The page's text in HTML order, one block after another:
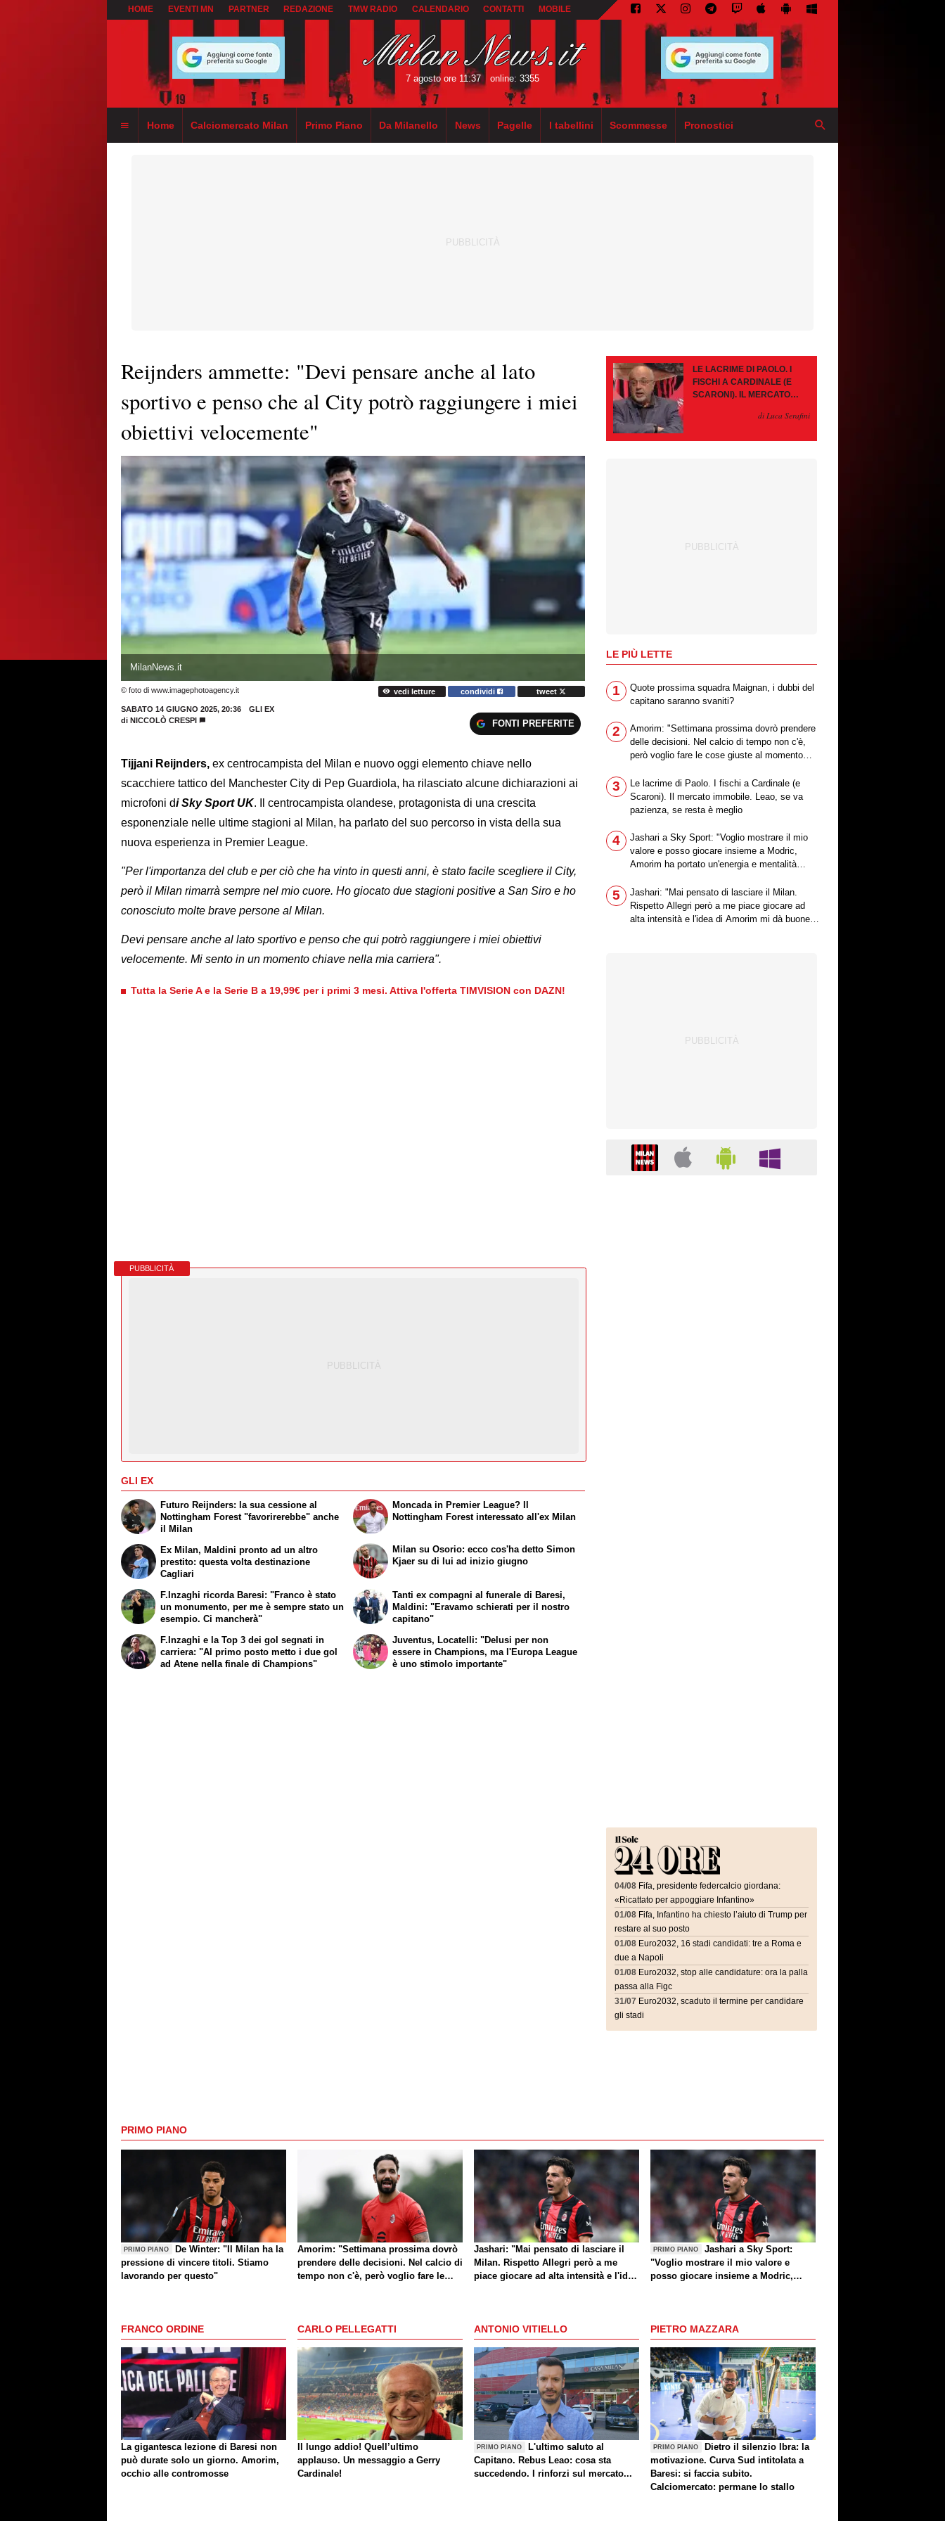
HOME EVENTI MN PARTNER REDAZIONE TMW RADIO CALENDARIO CONTATTI MOBILE
7 agosto ore 11:37 online: 3355
Home Calciomercato Milan Primo Piano Da Milanello News Pagelle I tabellini Scommesse Pronostici
Reijnders ammette: "Devi pensare anche al lato
sportivo e penso che al City potrò raggiungere i miei
obiettivi velocemente"
MilanNews.it
© foto di www.imagephotoagency.it vedi letture condividi tweet
SABATO 14 GIUGNO 2025, 20:36
GLI EX
di NICCOLÒ CRESPI FONTI PREFERITE
Tijjani Reijnders, ex centrocampista del Milan e nuovo oggi elemento chiave nello
scacchiere tattico del Manchester City di Pep Guardiola, ha rilasciato alcune dichiarazioni ai
microfoni di Sky Sport UK. Il centrocampista olandese, protagonista di una crescita
esponenziale nelle ultime stagioni al Milan, ha parlato del suo percorso in vista della sua
nuova esperienza in Premier League.
"Per l'importanza del club e per ciò che ha vinto in questi anni, è stato facile scegliere il City,
però il Milan rimarrà sempre nel mio cuore. Ho giocato due stagioni positive a San Siro e ho
conosciuto molte brave persone al Milan.
Devi pensare anche al lato sportivo e penso che qui potrò raggiungere i miei obiettivi
velocemente. Mi sento in un momento chiave nella mia carriera".
Tutta la Serie A e la Serie B a 19,99€ per i primi 3 mesi. Attiva l'offerta TIMVISION con DAZN!
PUBBLICITÀ
GLI EX
Futuro Reijnders: la sua cessione al
Nottingham Forest "favorirerebbe" anche
il Milan
Ex Milan, Maldini pronto ad un altro
prestito: questa volta destinazione
Cagliari
Moncada in Premier League? Il
Nottingham Forest interessato all'ex Milan
Milan su Osorio: ecco cos'ha detto Simon
Kjaer su di lui ad inizio giugno
F.Inzaghi ricorda Baresi: "Franco è stato
un monumento, per me è sempre stato un
esempio. Ci mancherà"
F.Inzaghi e la Top 3 dei gol segnati in
carriera: "Al primo posto metto i due gol
ad Atene nella finale di Champions"
Tanti ex compagni al funerale di Baresi,
Maldini: "Eravamo schierati per il nostro
capitano"
Juventus, Locatelli: "Delusi per non
essere in Champions, ma l'Europa League
è uno stimolo importante"
LE LACRIME DI PAOLO. I
FISCHI A CARDINALE (E
SCARONI). IL MERCATO
PAZIENZA, SE RESTA È
di Luca Serafini
LE PIÙ LETTE
1
Quote prossima squadra Maignan, i dubbi del
capitano saranno svaniti?
2
Amorim: "Settimana prossima dovrò prendere
delle decisioni. Nel calcio di tempo non c'è,
però voglio fare le cose giuste al momento
3
Le lacrime di Paolo. I fischi a Cardinale (e
Scaroni). Il mercato immobile. Leao, se va
pazienza, se resta è meglio
4
Jashari a Sky Sport: "Voglio mostrare il mio
valore e posso giocare insieme a Modric,
Amorim ha portato un'energia e mentalità
5
Jashari: "Mai pensato di lasciare il Milan.
Rispetto Allegri però a me piace giocare ad
alta intensità e l'idea di Amorim mi dà buone
04/08 Fifa, presidente federcalcio giordana:
«Ricattato per appoggiare Infantino»
01/08 Fifa, Infantino ha chiesto l’aiuto di Trump per
restare al suo posto
01/08 Euro2032, 16 stadi candidati: tre a Roma e
due a Napoli
01/08 Euro2032, stop alle candidature: ora la palla
passa alla Figc
31/07 Euro2032, scaduto il termine per candidare
gli stadi
PRIMO PIANO
PRIMO PIANO
De Winter: "Il Milan ha la
pressione di vincere titoli. Stiamo
lavorando per questo"
Amorim: "Settimana prossima dovrò
prendere delle decisioni. Nel calcio di
tempo non c'è, però voglio fare le
Jashari: "Mai pensato di lasciare il
Milan. Rispetto Allegri però a me
piace giocare ad alta intensità e l'idea
PRIMO PIANO
Jashari a Sky Sport:
"Voglio mostrare il mio valore e
posso giocare insieme a Modric,
FRANCO ORDINE
La gigantesca lezione di Baresi non
può durate solo un giorno. Amorim,
occhio alle contromosse
CARLO PELLEGATTI
Il lungo addio! Quell’ultimo
applauso. Un messaggio a Gerry
Cardinale!
ANTONIO VITIELLO
PRIMO PIANO
L'ultimo saluto al
Capitano. Rebus Leao: cosa sta
succedendo. I rinforzi sul mercato...
PIETRO MAZZARA
PRIMO PIANO
Dietro il silenzio Ibra: la
motivazione. Curva Sud intitolata a
Baresi: si faccia subito.
Calciomercato: permane lo stallo